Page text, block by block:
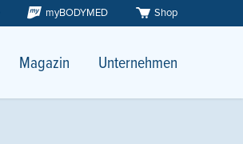
myBODYMED Shop
Magazin Unternehmen